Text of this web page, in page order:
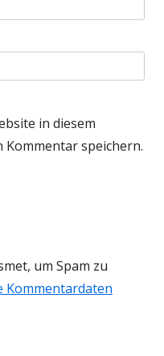
in diesem
speichern.
um Spam zu
Kommentardaten